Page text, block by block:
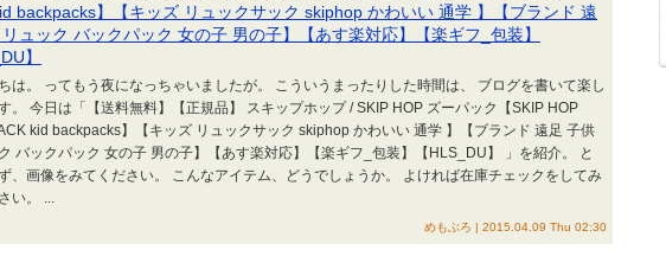
backpacks】【キッズ リュックサック skiphop かわいい 通学 】【ブランド 遠
ュック バックパック 女の子 男の子】【あす楽対応】【楽ギフ_包装】
】
は。 ってもう夜になっちゃいましたが。 こういうまったりした時間は、 ブログを書いて楽し
。 今日は「【送料無料】【正規品】 スキップホップ / SKIP HOP ズーパック【SKIP HOP
kid backpacks】【キッズ リュックサック skiphop かわいい 通学 】【ブランド 遠足 子供
バックパック 女の子 男の子】【あす楽対応】【楽ギフ_包装】【HLS_DU】 」を紹介。 と
、画像をみてください。 こんなアイテム、どうでしょうか。 よければ在庫チェックをしてみ
い。 ...
めもぶろ | 2015.04.09 Thu 02:30